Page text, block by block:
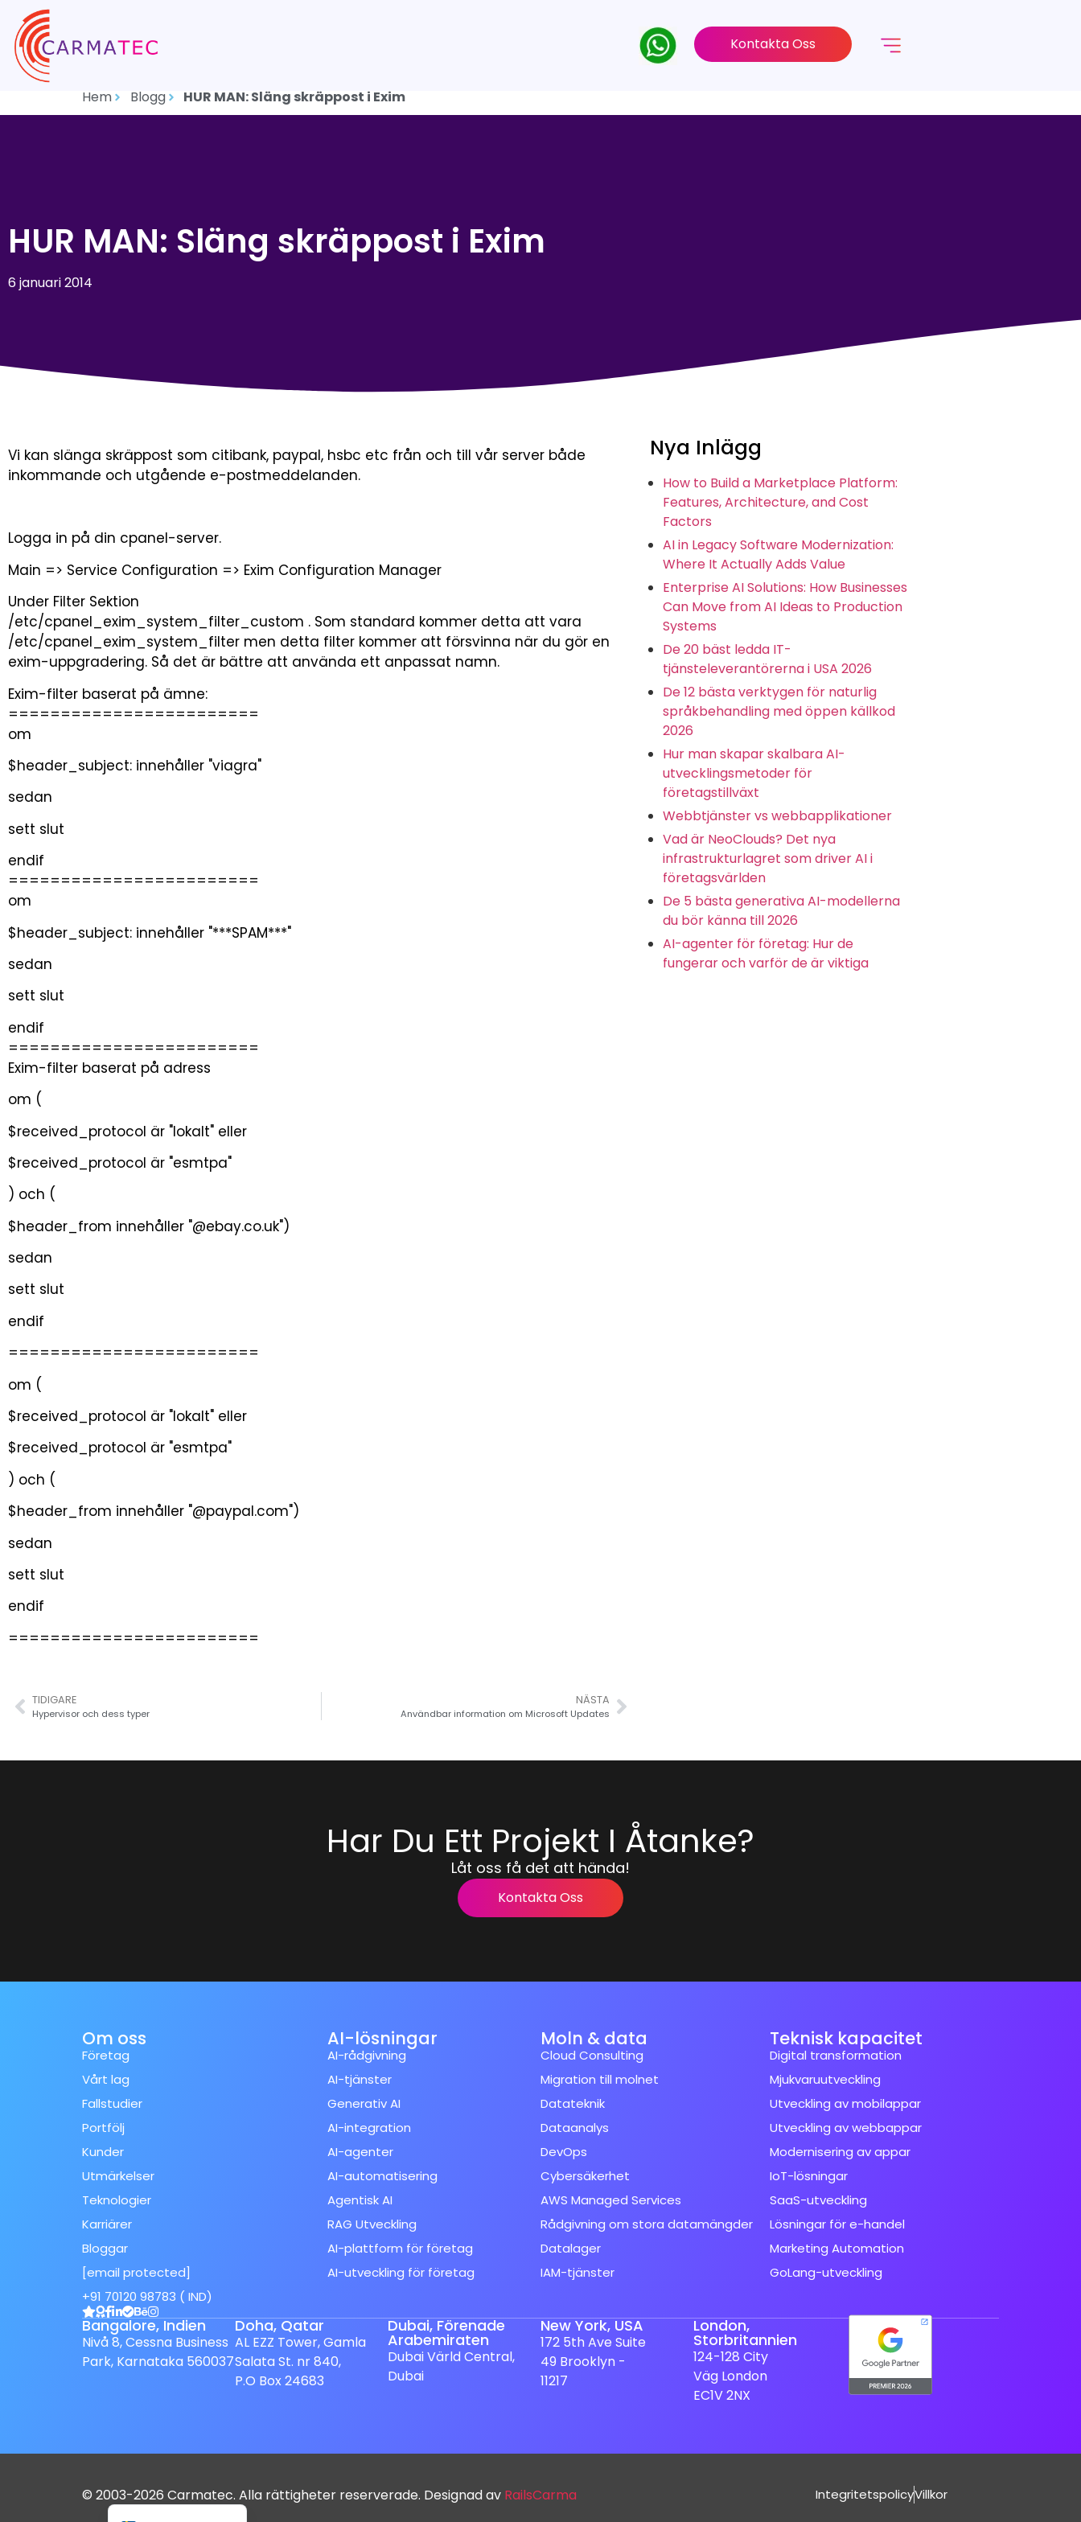
Kontakta Oss
Hem Blogg HUR MAN: Släng skräppost i Exim
HUR MAN: Släng skräppost i Exim
6 januari 2014
Vi kan slänga skräppost som citibank, paypal, hsbc etc från och till vår server både
inkommande och utgående e-postmeddelanden.
Logga in på din cpanel-server.
Main => Service Configuration => Exim Configuration Manager
Under Filter Sektion
/etc/cpanel_exim_system_filter_custom . Som standard kommer detta att vara
/etc/cpanel_exim_system_filter men detta filter kommer att försvinna när du gör en
exim-uppgradering. Så det är bättre att använda ett anpassat namn.
Exim-filter baserat på ämne:
========================
om
$header_subject: innehåller "viagra"
sedan
sett slut
endif
========================
om
$header_subject: innehåller "***SPAM***"
sedan
sett slut
endif
========================
Exim-filter baserat på adress
om (
$received_protocol är "lokalt" eller
$received_protocol är "esmtpa"
) och (
$header_from innehåller "@ebay.co.uk")
sedan
sett slut
endif
========================
om (
$received_protocol är "lokalt" eller
$received_protocol är "esmtpa"
) och (
$header_from innehåller "@paypal.com")
sedan
sett slut
endif
========================
TIDIGARE
Hypervisor och dess typer
NÄSTA
Användbar information om Microsoft Updates
Nya Inlägg
How to Build a Marketplace Platform:
Features, Architecture, and Cost
Factors
AI in Legacy Software Modernization:
Where It Actually Adds Value
Enterprise AI Solutions: How Businesses
Can Move from AI Ideas to Production
Systems
De 20 bäst ledda IT-
tjänsteleverantörerna i USA 2026
De 12 bästa verktygen för naturlig
språkbehandling med öppen källkod
2026
Hur man skapar skalbara AI-
utvecklingsmetoder för
företagstillväxt
Webbtjänster vs webbapplikationer
Vad är NeoClouds? Det nya
infrastrukturlagret som driver AI i
företagsvärlden
De 5 bästa generativa AI-modellerna
du bör känna till 2026
AI-agenter för företag: Hur de
fungerar och varför de är viktiga
Har Du Ett Projekt I Åtanke?
Låt oss få det att hända!
Kontakta Oss
Om oss
Företag
Vårt lag
Fallstudier
Portfölj
Kunder
Utmärkelser
Teknologier
Karriärer
Bloggar
[email protected]
+91 70120 98783 ( IND)
AI-lösningar
AI-rådgivning
AI-tjänster
Generativ AI
AI-integration
AI-agenter
AI-automatisering
Agentisk AI
RAG Utveckling
AI-plattform för företag
AI-utveckling för företag
Moln & data
Cloud Consulting
Migration till molnet
Datateknik
Dataanalys
DevOps
Cybersäkerhet
AWS Managed Services
Rådgivning om stora datamängder
Datalager
IAM-tjänster
Teknisk kapacitet
Digital transformation
Mjukvaruutveckling
Utveckling av mobilappar
Utveckling av webbappar
Modernisering av appar
IoT-lösningar
SaaS-utveckling
Lösningar för e-handel
Marketing Automation
GoLang-utveckling
Bangalore, Indien
Nivå 8, Cessna Business
Park, Karnataka 560037
Doha, Qatar
AL EZZ Tower, Gamla
Salata St. nr 840,
P.O Box 24683
Dubai, Förenade
Arabemiraten
Dubai Värld Central,
Dubai
New York, USA
172 5th Ave Suite
49 Brooklyn -
11217
London,
Storbritannien
124-128 City
Väg London
EC1V 2NX
© 2003-2026 Carmatec. Alla rättigheter reserverade. Designad av RailsCarma IntegritetspolicyVillkor
English
Japanese
Dutch
Finnish
Spanish (Spain)